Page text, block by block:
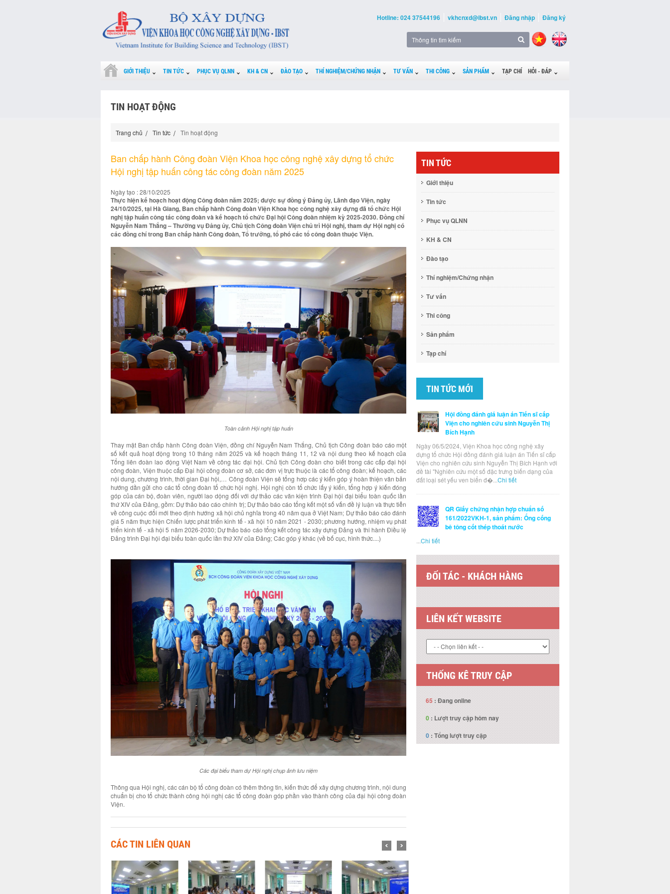
Hotline: 024 37544196 vkhcnxd@ibst.vn Đăng nhập Đăng ký
GIỚI THIỆU TIN TỨC PHỤC VỤ QLNN KH & CN ĐÀO TẠO THÍ NGHIỆM/CHỨNG NHẬN TƯ VẤN THI CÔNG SẢN PHẨM TẠP CHÍ HỎI - ĐÁP
TIN HOẠT ĐỘNG
Trang chủ Tin tức Tin hoạt động
Ban chấp hành Công đoàn Viện Khoa học công nghệ xây dựng tổ chức
Hội nghị tập huấn công tác công đoàn năm 2025
Ngày tạo : 28/10/2025
Thực hiện kế hoạch hoạt động Công đoàn năm 2025; được sự đồng ý Đảng ủy, Lãnh đạo Viện, ngày
24/10/2025, tại Hà Giang, Ban chấp hành Công đoàn Viện Khoa học công nghệ xây dựng đã tổ chức Hội
nghị tập huấn công tác công đoàn và kế hoạch tổ chức Đại hội Công đoàn nhiệm kỳ 2025-2030. Đồng chí
Nguyễn Nam Thắng – Thường vụ Đảng ủy, Chủ tịch Công đoàn Viện chủ trì Hội nghị, tham dự Hội nghị có
các đồng chí trong Ban chấp hành Công đoàn, Tổ trưởng, tổ phó các tổ công đoàn thuộc Viện.
Toàn cảnh Hội nghị tập huấn
Thay mặt Ban chấp hành Công đoàn Viện, đồng chí Nguyễn Nam Thắng, Chủ tịch Công đoàn báo cáo một
số kết quả hoạt động trong 10 tháng năm 2025 và kế hoạch tháng 11, 12 và nội dung theo kế hoạch của
Tổng liên đoàn lao động Việt Nam về công tác đại hội. Chủ tịch Công đoàn cho biết trong các cấp đại hội
công đoàn, Viện thuộc cấp Đại hội công đoàn cơ sở, các đơn vị trực thuộc là các tổ công đoàn; kế hoạch, các
nội dung, chương trình, thời gian Đại hội,… Công đoàn Viện sẽ tổng hơp các ý kiến góp ý hoàn thiện văn bản
hướng dần gửi cho các tổ công đoàn tổ chức hội nghị. Hội nghị còn tổ chức lấy ý kiến, tổng hợp ý kiến đóng
góp của cán bộ, đoàn viên, người lao dộng đối với dự thảo các văn kiện trình Đại hội đại biểu toàn quốc lần
thứ XIV của Đảng, gồm: Dự thảo báo cáo chính trị; Dự thảo báo cáo tổng kết một số vấn đề lý luận và thực tiễn
về công cuộc đổi mới theo định hướng xã hội chủ nghĩa trong 40 năm qua ở Việt Nam; Dự thảo báo cáo đánh
giá 5 năm thực hiện Chiến lược phát triển kinh tế - xã hội 10 năm 2021 - 2030; phương hướng, nhiệm vụ phát
triển kinh tế - xã hội 5 năm 2026-2030; Dự thảo báo cáo tổng kết công tác xây dựng Đảng và thi hành Điều lệ
Đảng trình Đại hội đại biểu toàn quốc lần thứ XIV của Đảng; Các góp ý khác (về bố cục, hình thức....)
Các đại biểu tham dự Hội nghị chụp ảnh lưu niệm
Thông qua Hội nghị, các cán bộ tổ công đoàn có thêm thông tin, kiến thức để xây dựng chương trình, nội dung
chuẩn bị cho tổ chức thành công hội nghị các tổ công đoàn góp phần vào thành công của đại hội công đoàn
Viện.
CÁC TIN LIÊN QUAN
TIN TỨC
Giới thiệu
Tin tức
Phục vụ QLNN
KH & CN
Đào tạo
Thí nghiệm/Chứng nhận
Tư vấn
Thi công
Sản phẩm
Tạp chí
TIN TỨC MỚI
Hội đồng đánh giá luận án Tiến sĩ cấp
Viện cho nghiên cứu sinh Nguyễn Thị
Bích Hạnh
Ngày 06/5/2024, Viện Khoa học công nghệ xây
dựng tổ chức Hội đồng đánh giá luận án Tiến sĩ cấp
Viện cho nghiên cứu sinh Nguyễn Thị Bích Hạnh với
đề tài "Nghiên cứu một số đặc trưng biến dạng của
đất loại sét yếu ven biển đ�...Chi tiết
QR Giấy chứng nhận hợp chuẩn số
161/2022VKH-1, sản phẩm: Ống cống
bê tông cốt thép thoát nước
...Chi tiết
ĐỐI TÁC - KHÁCH HÀNG
LIÊN KẾT WEBSITE
THỐNG KÊ TRUY CẬP
65 : Đang online
0 : Lượt truy cập hôm nay
0 : Tổng lượt truy cập